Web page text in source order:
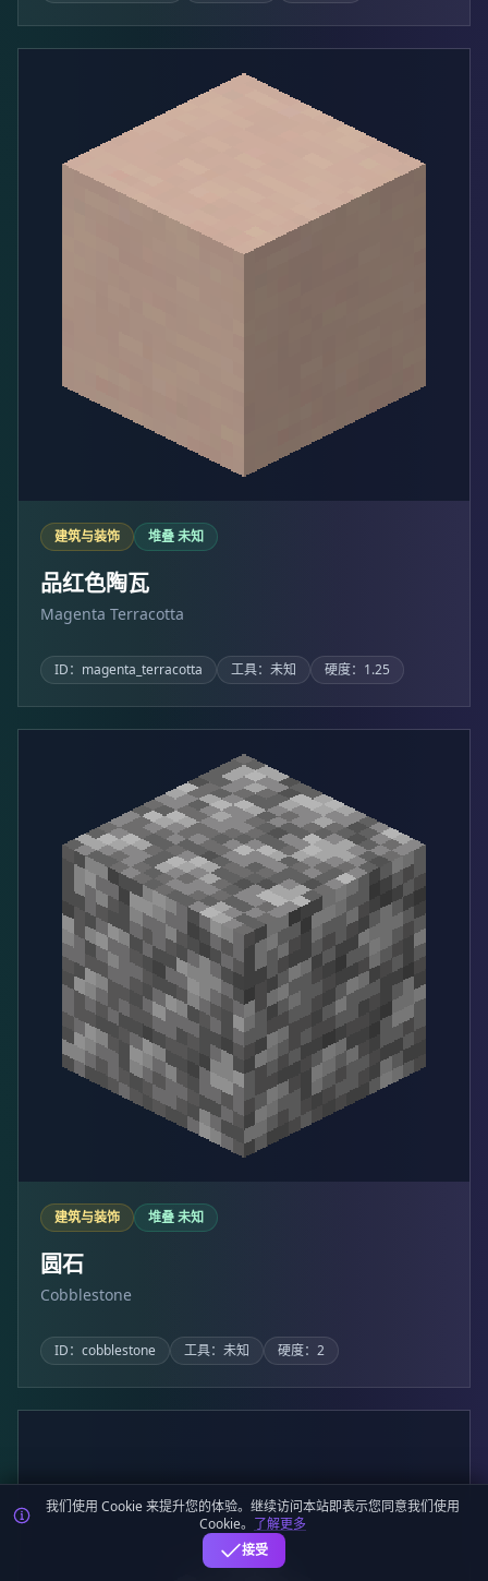
建筑与装饰 堆叠 未知
品红色陶瓦
Magenta Terracotta
ID：magenta_terracotta 工具：未知 硬度：1.25
建筑与装饰 堆叠 未知
圆石
Cobblestone
ID：cobblestone 工具：未知 硬度：2
我们使用 Cookie 来提升您的体验。继续访问本站即表示您同意我们使用
Cookie。 了解更多
接受